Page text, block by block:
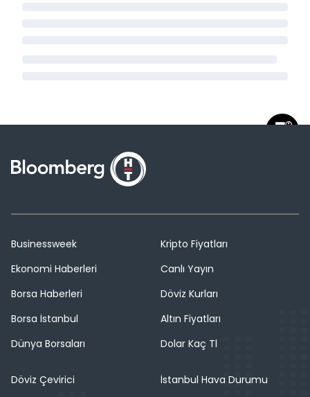
Businessweek
Ekonomi Haberleri
Borsa Haberleri
Borsa İstanbul
Dünya Borsaları
Kripto Fiyatları
Canlı Yayın
Döviz Kurları
Altın Fiyatları
Dolar Kaç Tl
Döviz Çevirici
İstanbul Hava Durumu